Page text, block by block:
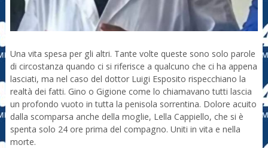
Una vita spesa per gli altri. Tante volte queste sono solo parole
di circostanza quando ci si riferisce a qualcuno che ci ha appena
lasciati, ma nel caso del dottor Luigi Esposito rispecchiano la
realtà dei fatti. Gino o Gigione come lo chiamavano tutti lascia
un profondo vuoto in tutta la penisola sorrentina. Dolore acuito
dalla scomparsa anche della moglie, Lella Cappiello, che si è
spenta solo 24 ore prima del compagno. Uniti in vita e nella
morte.